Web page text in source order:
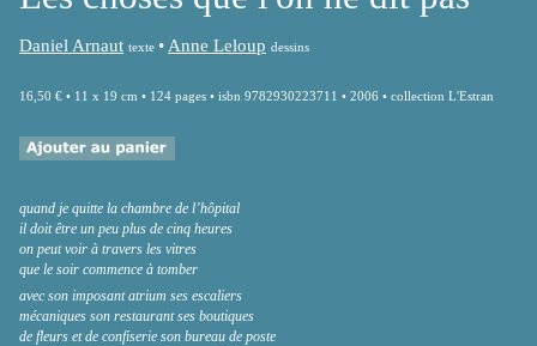
Daniel Arnaut texte • Anne Leloup dessins
16,50 € • 11 x 19 cm • 124 pages • isbn 9782930223711 • 2006 • collection L'Estran
quand je quitte la chambre de l’hôpital
il doit être un peu plus de cinq heures
on peut voir à travers les vitres
que le soir commence à tomber
avec son imposant atrium ses escaliers
mécaniques son restaurant ses boutiques
de fleurs et de confiserie son bureau de poste